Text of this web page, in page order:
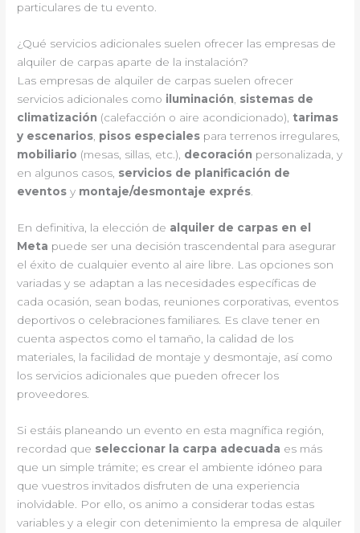
particulares de tu evento.
¿Qué servicios adicionales suelen ofrecer las empresas de
alquiler de carpas aparte de la instalación?
Las empresas de alquiler de carpas suelen ofrecer
servicios adicionales como iluminación sistemas de
climatización (calefacción o aire acondicionado), tarimas
y escenarios pisos especiales para terrenos irregulares,
mobiliario (mesas, sillas, etc.), decoración personalizada, y
en algunos casos, servicios de planificación de
eventos y montaje/desmontaje exprés
En definitiva, la elección de alquiler de carpas en el
Meta puede ser una decisión trascendental para asegurar
el éxito de cualquier evento al aire libre. Las opciones son
variadas y se adaptan a las necesidades específicas de
cada ocasión, sean bodas, reuniones corporativas, eventos
deportivos o celebraciones familiares. Es clave tener en
cuenta aspectos como el tamaño, la calidad de los
materiales, la facilidad de montaje y desmontaje, así como
los servicios adicionales que pueden ofrecer los
proveedores.
Si estáis planeando un evento en esta magnífica región,
recordad que seleccionar la carpa adecuada es más
que un simple trámite; es crear el ambiente idóneo para
que vuestros invitados disfruten de una experiencia
inolvidable. Por ello, os animo a considerar todas estas
variables y a elegir con detenimiento la empresa de alquiler